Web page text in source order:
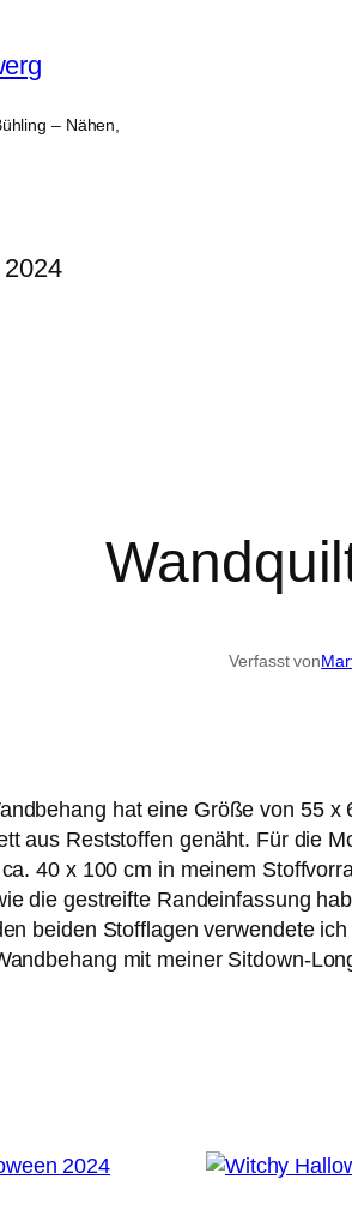
– Nähen,
Verfasst von
hat eine Größe von 55
aus Reststoffen genäht. Für die
40 x 100 cm in meinem
die gestreifte Randeinfassung
beiden Stofflagen verwendete
mit meiner Sitdown-